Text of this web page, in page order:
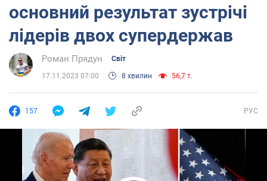
основний результат зустрічі
лідерів двох супердержав
Роман Прядун Світ
17.11.2023 07:00 8 хвилин 56,7 т.
157 РУС